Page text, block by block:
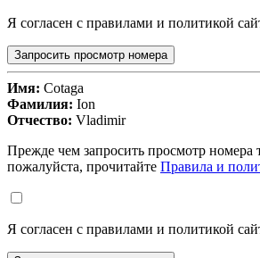
Я согласен с правилами и политикой
Запросить просмотр номера
Имя: Cotaga
Фамилия: Ion
Отчество: Vladimir
Прежде чем запросить просмотр номера
пожалуйста, прочитайте Правила и
Я согласен с правилами и политикой